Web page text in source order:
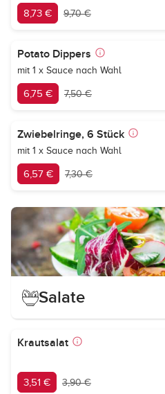
8,73 € 9,70 €
Potato Dippers
mit 1 x Sauce nach Wahl
6,75 € 7,50 €
Zwiebelringe, 6 Stück
mit 1 x Sauce nach Wahl
6,57 € 7,30 €
Salate
Krautsalat
3,51 € 3,90 €